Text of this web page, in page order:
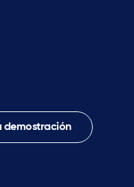
demostración